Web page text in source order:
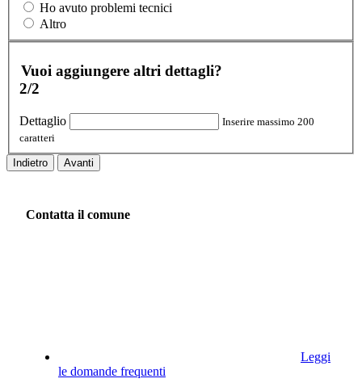
Ho avuto problemi tecnici
Altro
Vuoi aggiungere altri dettagli?
2/2
Dettaglio
Inserire massimo 200
caratteri
Indietro Avanti
Contatta il comune
Leggi
le domande frequenti